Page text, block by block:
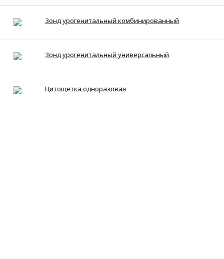
Зонд урогенитальный комбинированный
Зонд урогенитальный универсальный
Цитощетка одноразовая